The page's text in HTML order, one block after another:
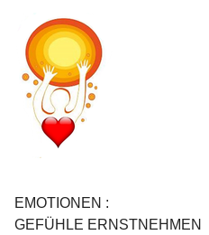
EMOTIONEN :
GEFÜHLE ERNSTNEHMEN